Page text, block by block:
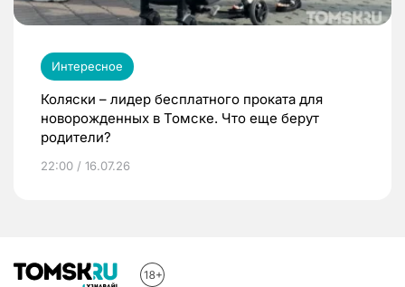
Интересное
Коляски – лидер бесплатного проката для
новорожденных в Томске. Что еще берут
родители?
22:00 / 16.07.26